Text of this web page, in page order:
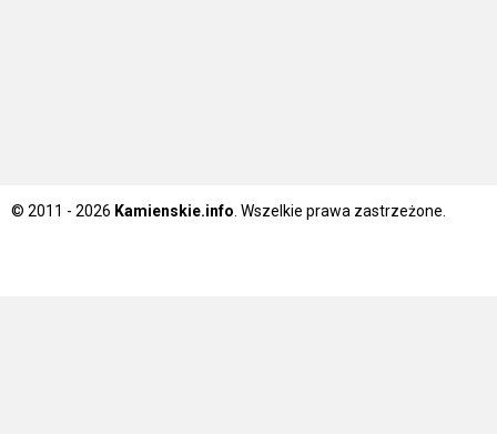
© 2011 - 2026 Kamienskie.info . Wszelkie prawa zastrzeżone.